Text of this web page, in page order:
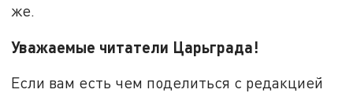
же.
Уважаемые читатели Царьграда!
Если вам есть чем поделиться с редакцией